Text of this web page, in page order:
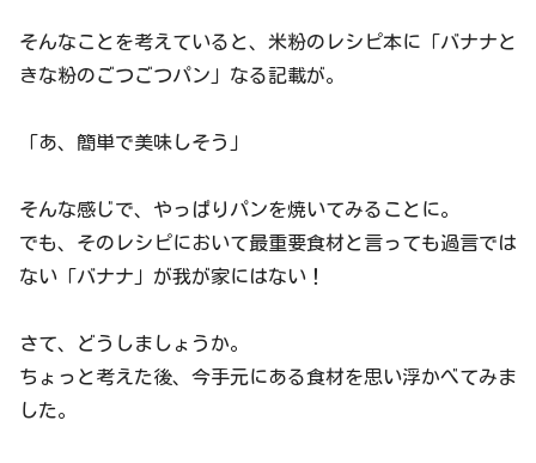
そんなことを考えていると、米粉のレシピ本に「バナナと
きな粉のごつごつパン」なる記載が。
「あ、簡単で美味しそう」
そんな感じで、やっぱりパンを焼いてみることに。
でも、そのレシピにおいて最重要食材と言っても過言では
ない「バナナ」が我が家にはない！
さて、どうしましょうか。
ちょっと考えた後、今手元にある食材を思い浮かべてみま
した。